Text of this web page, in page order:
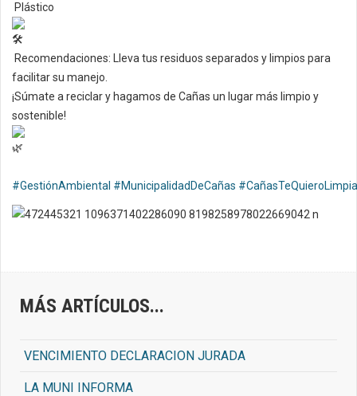
Plástico
Recomendaciones: Lleva tus residuos separados y limpios para
facilitar su manejo.
¡Súmate a reciclar y hagamos de Cañas un lugar más limpio y
sostenible!
#GestiónAmbiental #MunicipalidadDeCañas #CañasTeQuieroLimpia
MÁS ARTÍCULOS...
VENCIMIENTO DECLARACION JURADA
LA MUNI INFORMA